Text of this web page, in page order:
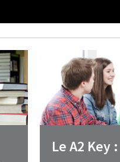
Le A2 Key :